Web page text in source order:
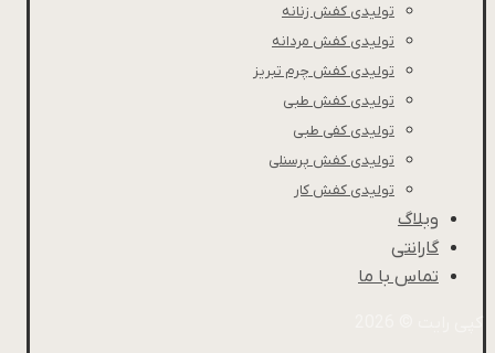
تولیدی کفش زنانه
تولیدی کفش مردانه
تولیدی کفش چرم تبریز
تولیدی کفش طبی
تولیدی کفی طبی
تولیدی کفش پرسنلی
تولیدی کفش کار
وبلاگ
گارانتی
تماس با ما